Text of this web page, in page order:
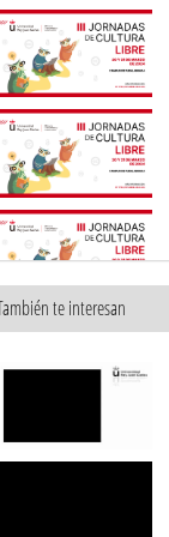
te interesan